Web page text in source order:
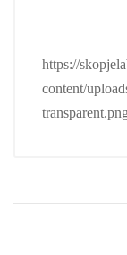
https://
content/
transparent.png